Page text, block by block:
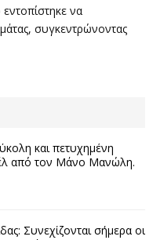
να
συγκεντρώνοντας
και πετυχημένη
από τον Μάνο Μανώλη.
Συνεχίζονται σήμερα οι